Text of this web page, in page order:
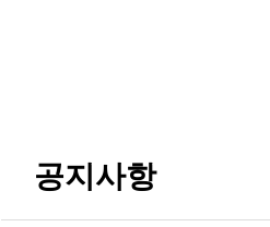
공지사항